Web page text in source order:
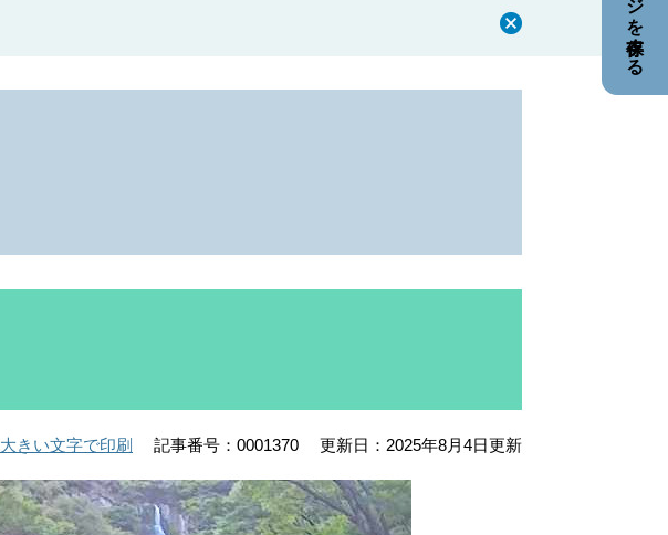
大きい文字で印刷 記事番号：0001370 更新日：2025年8月4日更新